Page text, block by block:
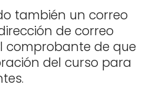
también un correo
de correo
comprobante de que
del curso para